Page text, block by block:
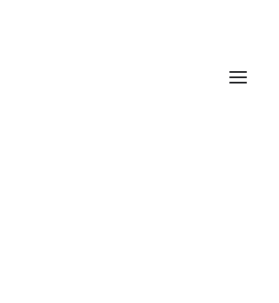
en madrid